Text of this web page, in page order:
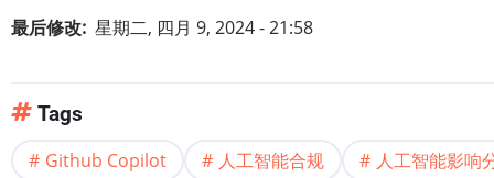
最后修改 星期二, 四月 9, 2024 - 21:58
Tags
Github Copilot 人工智能合规 人工智能影响